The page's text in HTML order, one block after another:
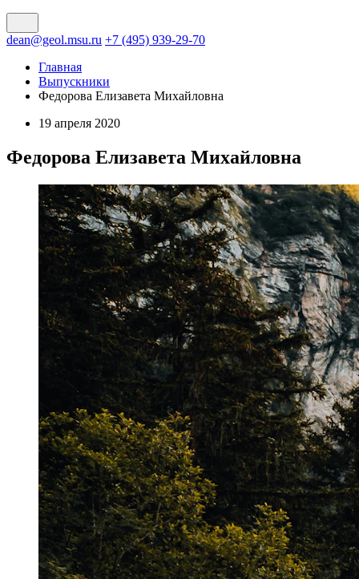
dean@geol.msu.ru +7 (495) 939-29-70
Главная
Выпускники
Федорова Елизавета Михайловна
19 апреля 2020
Федорова Елизавета Михайловна